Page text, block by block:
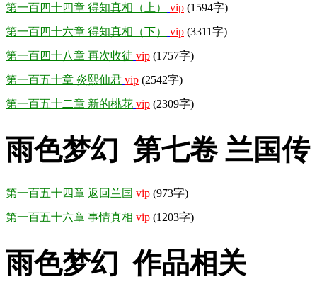
第一百四十四章 得知真相（上）
vip (1594字)
第一百四十六章 得知真相（下）
vip (3311字)
第一百四十八章 再次收徒 vip (1757字)
第一百五十章 炎熙仙君 vip (2542字)
第一百五十二章 新的桃花 vip (2309字)
雨色梦幻 第七卷 兰国传
第一百五十四章 返回兰国 vip (973字)
第一百五十六章 事情真相 vip (1203字)
雨色梦幻 作品相关